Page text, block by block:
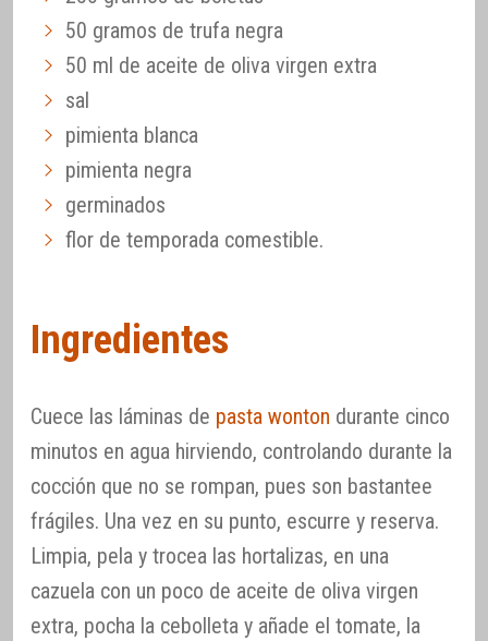
50 gramos de trufa negra
50 ml de aceite de oliva virgen extra
sal
pimienta blanca
pimienta negra
germinados
flor de temporada comestible.
Ingredientes
Cuece las láminas de pasta wonton durante cinco
minutos en agua hirviendo, controlando durante la
cocción que no se rompan, pues son bastantee
frágiles. Una vez en su punto, escurre y reserva.
Limpia, pela y trocea las hortalizas, en una
cazuela con un poco de aceite de oliva virgen
extra, pocha la cebolleta y añade el tomate, la